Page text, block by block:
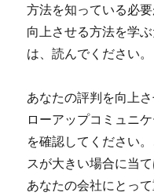
方法を知っている必
向上させる方法を学
は、読んでください。
あなたの評判を向上
ローアップコミュニ
を確認してください
スが大きい場合に当
あなたの会社にとっ